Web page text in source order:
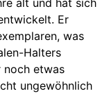
alt und hat sich
Er
was
Halters
noch etwas
ungewöhnlich